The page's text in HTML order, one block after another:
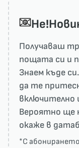
Получаваш
пощата си и
Знаем къде
да те
включително
Вероятно ще
окаже в
*С